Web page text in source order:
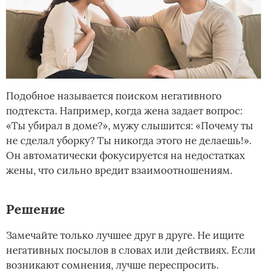
Подобное называется поиском негативного
подтекста. Например, когда жена задает вопрос:
«Ты убирал в доме?», мужу слышится: «Почему ты
не сделал уборку? Ты никогда этого не делаешь!».
Он автоматически фокусируется на недостатках
жены, что сильно вредит взаимоотношениям.
Решение
Замечайте только лучшее друг в друге. Не ищите
негативных посылов в словах или действиях. Если
возникают сомнения, лучше переспросить.